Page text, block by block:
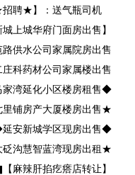
招聘★】：送气瓶司机
城上城华府门面房出售】
路供水公司家属院房出售
科药材公司家属楼出售
湾延化小区楼房租售◆
铺房产大厦楼房出售★
延安新城学区现房出售◆
沟慧智蓝湾现房出租★
麻辣肝掐疙瘩店转让】